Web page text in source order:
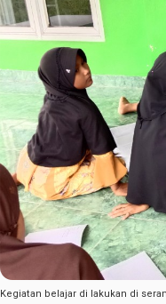
Kegiatan belajar di lakukan di